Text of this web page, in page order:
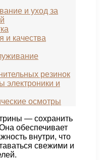
и уход за
и качества
резинок
электроники и
осмотры
— сохранить
обеспечивает
внутри, что
свежими и